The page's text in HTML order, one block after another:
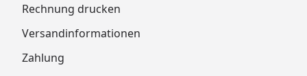
Rechnung drucken
Versandinformationen
Zahlung